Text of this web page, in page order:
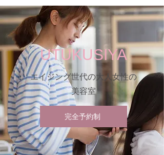
​UTUKUSIYA
エイジング世代の大人女性の
​美容室
完全予約制